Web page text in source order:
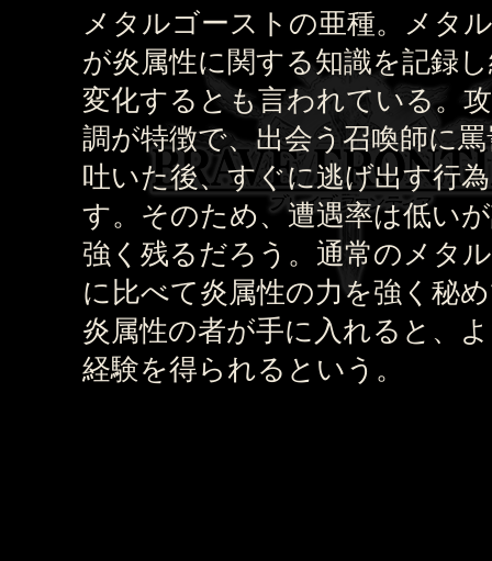
メタルゴーストの亜種。メタ
が炎属性に関する知識を記録
変化するとも言われている。
調が特徴で、出会う召喚師に
吐いた後、すぐに逃げ出す行
す。そのため、遭遇率は低い
強く残るだろう。通常のメタ
に比べて炎属性の力を強く秘
炎属性の者が手に入れると、
経験を得られるという。